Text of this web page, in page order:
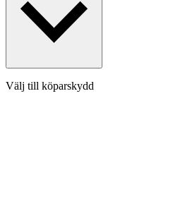
Välj till köparskydd